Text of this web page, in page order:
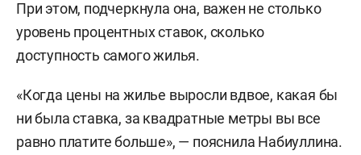
При этом, подчеркнула она, важен не столько
уровень процентных ставок, сколько
доступность самого жилья.
«Когда цены на жилье выросли вдвое, какая бы
ни была ставка, за квадратные метры вы все
равно платите больше», — пояснила Набиуллина.